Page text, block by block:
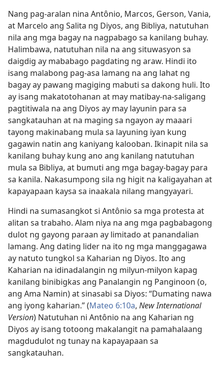
Nang pag-aralan nina Antônio, Marcos, Gerson, Vania,
at Marcelo ang Salita ng Diyos, ang Bibliya, natutuhan
nila ang mga bagay na nagpabago sa kanilang buhay.
Halimbawa, natutuhan nila na ang situwasyon sa
daigdig ay mababago pagdating ng araw. Hindi ito
isang malabong pag-asa lamang na ang lahat ng
bagay ay pawang magiging mabuti sa dakong huli. Ito
ay isang makatotohanan at may matibay-na-saligang
pagtitiwala na ang Diyos ay may layunin para sa
sangkatauhan at na maging sa ngayon ay maaari
tayong makinabang mula sa layuning iyan kung
gagawin natin ang kaniyang kalooban. Ikinapit nila sa
kanilang buhay kung ano ang kanilang natutuhan
mula sa Bibliya, at bumuti ang mga bagay-bagay para
sa kanila. Nakasumpong sila ng higit na kaligayahan at
kapayapaan kaysa sa inaakala nilang mangyayari.
Hindi na sumasangkot si Antônio sa mga protesta at
alitan sa trabaho. Alam niya na ang mga pagbabagong
dulot ng gayong paraan ay limitado at panandalian
lamang. Ang dating lider na ito ng mga manggagawa
ay natuto tungkol sa Kaharian ng Diyos. Ito ang
Kaharian na idinadalangin ng milyun-milyon kapag
kanilang binibigkas ang Panalangin ng Panginoon (o,
ang Ama Namin) at sinasabi sa Diyos: “Dumating nawa
ang iyong kaharian.” (Mateo 6:10a, New International
Version) Natutuhan ni Antônio na ang Kaharian ng
Diyos ay isang totoong makalangit na pamahalaang
magdudulot ng tunay na kapayapaan sa
sangkatauhan.